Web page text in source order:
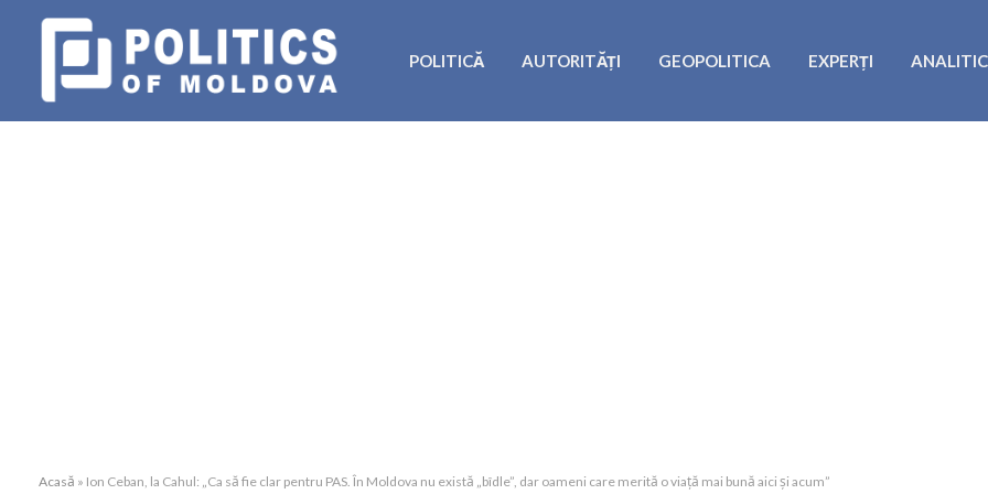
POLITICĂ AUTORITĂȚI GEOPOLITICA EXPERȚI
Acasă » Ion Ceban, la Cahul: „Ca să fie clar pentru PAS. În Moldova nu există „bîdle”, dar oameni care merită o viață mai bună aici și acum”